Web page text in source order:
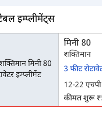
इम्प्लीमेंट्स
मिनी 80
शक्तिमान
3 फीट
12-22 एचपी
कीमत शुरू